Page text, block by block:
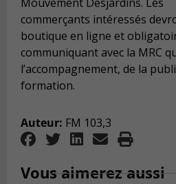
commerçants intéressés
boutique en ligne et
communiquant avec la MRC
l’accompagnement, de la
formation.
Auteur: FM 103,3
Vous aimerez aussi